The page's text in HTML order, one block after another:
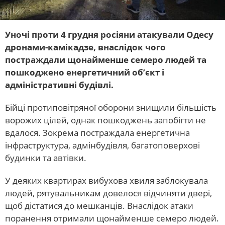
Уночі проти 4 грудня росіяни атакували Одесу
дронами-камікадзе, внаслідок чого
постраждали щонайменше семеро людей та
пошкоджено енергетичний об’єкт і
адміністративні будівлі.
Бійці протиповітряної оборони знищили більшість
ворожих цілей, однак пошкоджень запобігти не
вдалося. Зокрема постраждала енергетична
інфраструктура, адмінбудівля, багатоповерхові
будинки та автівки.
У деяких квартирах вибухова хвиля заблокувала
людей, рятувальникам довелося відчиняти двері,
щоб дістатися до мешканців. Внаслідок атаки
поранення отримали щонайменше семеро людей.